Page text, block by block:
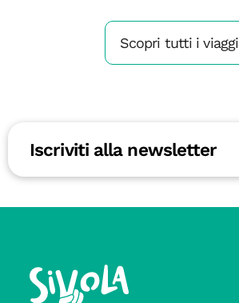
Scopri tutti i viaggi
Iscriviti alla newsletter